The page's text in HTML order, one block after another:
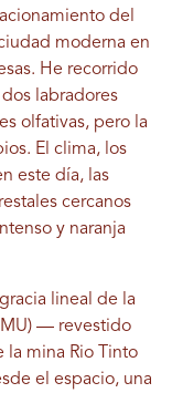
del
moderna en
He recorrido
labradores
olfativas, pero la
El clima, los
este día, las
cercanos
y naranja
lineal de la
— revestido
mina Rio Tinto
el espacio, una